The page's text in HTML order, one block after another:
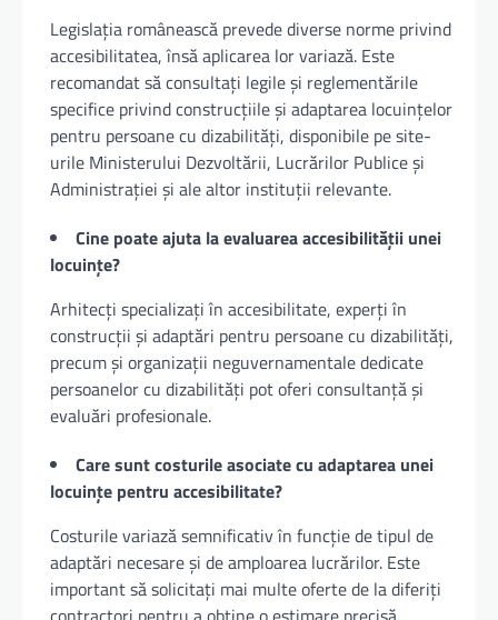
Legislația românească prevede diverse norme privind
accesibilitatea, însă aplicarea lor variază. Este
recomandat să consultați legile și reglementările
specifice privind construcțiile și adaptarea locuințelor
pentru persoane cu dizabilități, disponibile pe site-
urile Ministerului Dezvoltării, Lucrărilor Publice și
Administrației și ale altor instituții relevante.
Cine poate ajuta la evaluarea accesibilității unei
locuințe?
Arhitecți specializați în accesibilitate, experți în
construcții și adaptări pentru persoane cu dizabilități,
precum și organizații neguvernamentale dedicate
persoanelor cu dizabilități pot oferi consultanță și
evaluări profesionale.
Care sunt costurile asociate cu adaptarea unei
locuințe pentru accesibilitate?
Costurile variază semnificativ în funcție de tipul de
adaptări necesare și de amploarea lucrărilor. Este
important să solicitați mai multe oferte de la diferiți